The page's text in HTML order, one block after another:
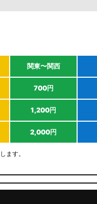
関東〜関西
700円
1,200円
2,000円
ます。